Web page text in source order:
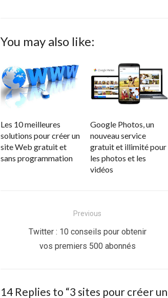
You may also like:
Les 10 meilleures
solutions pour créer un
site Web gratuit et
sans programmation
Google Photos, un
nouveau service
gratuit et illimité pour
les photos et les
vidéos
l’article
Previous
Previous
Twitter : 10 conseils pour obtenir
vos premiers 500 abonnés
14 Replies to “3 sites pour créer